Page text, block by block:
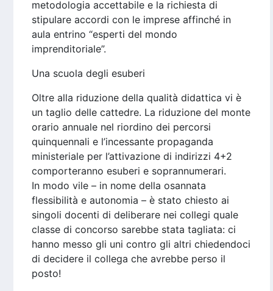
metodologia accettabile e la richiesta di
stipulare accordi con le imprese affinché in
aula entrino “esperti del mondo
imprenditoriale”.
Una scuola degli esuberi
Oltre alla riduzione della qualità didattica vi è
un taglio delle cattedre. La riduzione del monte
orario annuale nel riordino dei percorsi
quinquennali e l’incessante propaganda
ministeriale per l’attivazione di indirizzi 4+2
comporteranno esuberi e soprannumerari.
In modo vile – in nome della osannata
flessibilità e autonomia – è stato chiesto ai
singoli docenti di deliberare nei collegi quale
classe di concorso sarebbe stata tagliata: ci
hanno messo gli uni contro gli altri chiedendoci
di decidere il collega che avrebbe perso il
posto!